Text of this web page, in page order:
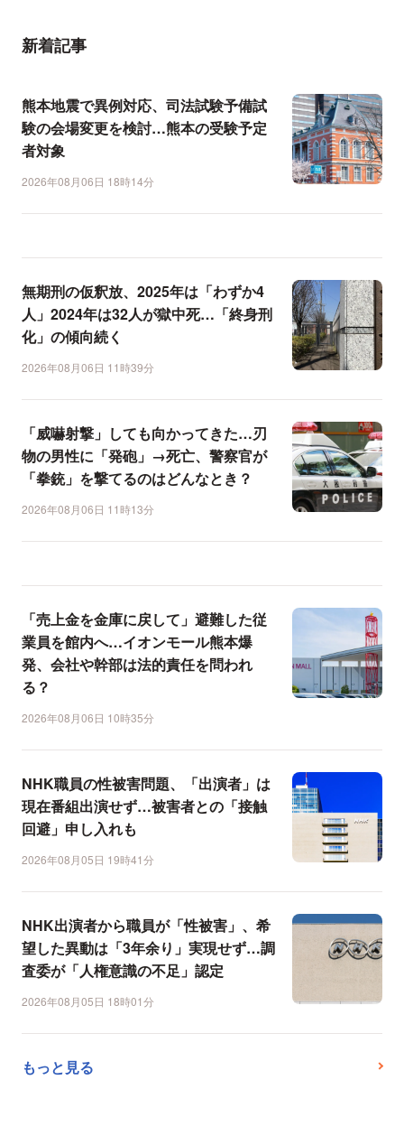
新着記事
熊本地震で異例対応、司法試験予備試
験の会場変更を検討…熊本の受験予定
者対象
2026年08月06日 18時14分
無期刑の仮釈放、2025年は「わずか4
人」2024年は32人が獄中死…「終身刑
化」の傾向続く
2026年08月06日 11時39分
「威嚇射撃」しても向かってきた…刃
物の男性に「発砲」→死亡、警察官が
「拳銃」を撃てるのはどんなとき？
2026年08月06日 11時13分
「売上金を金庫に戻して」避難した従
業員を館内へ…イオンモール熊本爆
発、会社や幹部は法的責任を問われ
る？
2026年08月06日 10時35分
NHK職員の性被害問題、「出演者」は
現在番組出演せず…被害者との「接触
回避」申し入れも
2026年08月05日 19時41分
NHK出演者から職員が「性被害」、希
望した異動は「3年余り」実現せず…調
査委が「人権意識の不足」認定
2026年08月05日 18時01分
もっと見る